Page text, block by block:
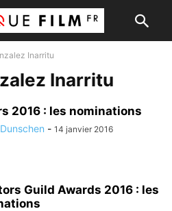
Inarritu
Inarritu
2016 : les nominations
- 14 janvier 2016
Guild Awards 2016 : les